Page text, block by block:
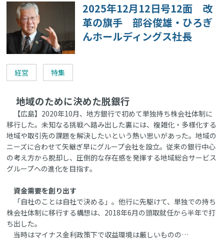
2025年12月12日号12面 改
革の旗手 部谷俊雄・ひろぎ
んホールディングス社長
経営 特集
地域のために決めた脱銀行
【広島】2020年10月、地方銀行で初めて単独持ち株会社体制に
移行した。未知なる挑戦へ踏み出した裏には、複雑化・多様化する
地域や取引先の課題を解決したいという熱い思いがあった。地域の
ニーズに合わせて矢継ぎ早にグループ会社を設立。従来の銀行中心
の考え方から脱却し、圧倒的な存在感を発揮する地域総合サービス
グループへの進化を目指す。
資金需要を創り出す
「自社のことは自社で決める」。他行に先駆けて、単独での持ち
株会社体制に移行する構想は、2018年6月の頭取就任から半年で打
ち出した。
当時はマイナス金利政策下で収益環境は厳しいものの…